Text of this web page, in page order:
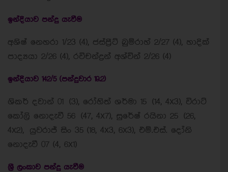
ඉන්දියාව පන්දු යැවීම
අශිෂ් නෙහරා 1/23 (4), ජස්ප්‍රීට් බුම්රාහ් 2/27 (4), හාදික්
පාද්‍යයා 2/26 (4), රවිචන්ද්‍රන් අශ්වින් 2/26 (4)
ඉන්දියාව 142/5 (පන්දුවාර 19.2)
ශිකර් දවාන් 01 (3), රෝහිත් ශර්මා 15 (14, 4x3), විරාට්
කෝලි නොදැවී 56 (47, 4x7), සුරේෂ් රයිනා 25 (26,
4x2), යුවරාජ් සිං 35 (18, 4x3, 6x3), එම්.එස්. දෝනි
නොදැවී 07 (4, 6x1)
ශ්‍රී ලංකාව පන්දු යැවීම